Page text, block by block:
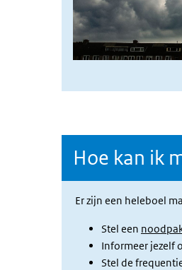
Hoe kan ik
Er zijn een heleboel
Stel een
Informeer jezelf
Stel de